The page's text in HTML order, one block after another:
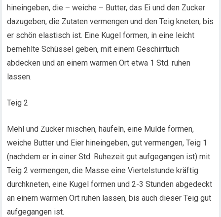
hineingeben, die – weiche – Butter, das Ei und den Zucker
dazugeben, die Zutaten vermengen und den Teig kneten, bis
er schön elastisch ist. Eine Kugel formen, in eine leicht
bemehlte Schüssel geben, mit einem Geschirrtuch
abdecken und an einem warmen Ort etwa 1 Std. ruhen
lassen.
Teig 2
Mehl und Zucker mischen, häufeln, eine Mulde formen,
weiche Butter und Eier hineingeben, gut vermengen, Teig 1
(nachdem er in einer Std. Ruhezeit gut aufgegangen ist) mit
Teig 2 vermengen, die Masse eine Viertelstunde kräftig
durchkneten, eine Kugel formen und 2-3 Stunden abgedeckt
an einem warmen Ort ruhen lassen, bis auch dieser Teig gut
aufgegangen ist.